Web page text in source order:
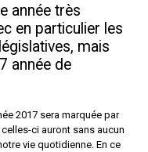
année très
en particulier les
mais
année de
2017 sera marquée par
ci auront sans aucun
vie quotidienne. En ce